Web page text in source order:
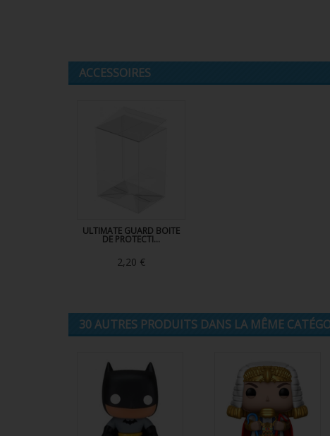
ACCESSOIRES
ULTIMATE GUARD BOITE
DE PROTECTI...
2,20 €
30 AUTRES PRODUITS DANS LA MÊME